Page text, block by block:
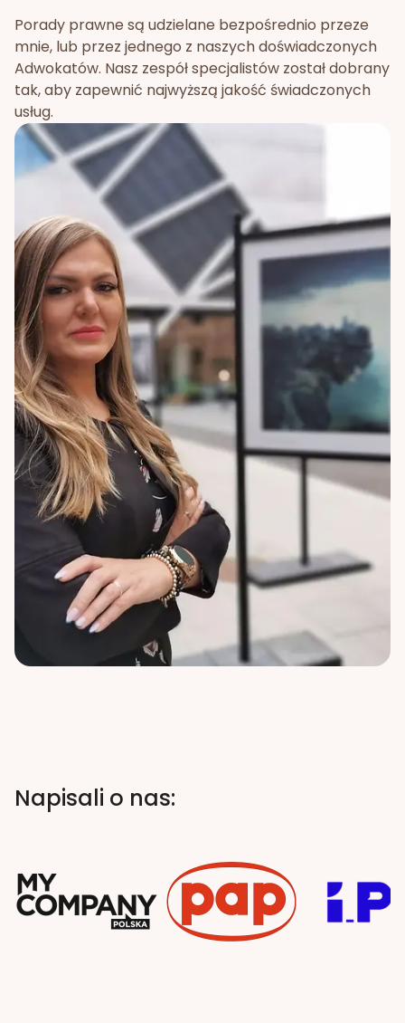
Porady prawne są udzielane bezpośrednio przeze
mnie, lub przez jednego z naszych doświadczonych
Adwokatów. Nasz zespół specjalistów został dobrany
tak, aby zapewnić najwyższą jakość świadczonych
usług.
Napisali o nas: